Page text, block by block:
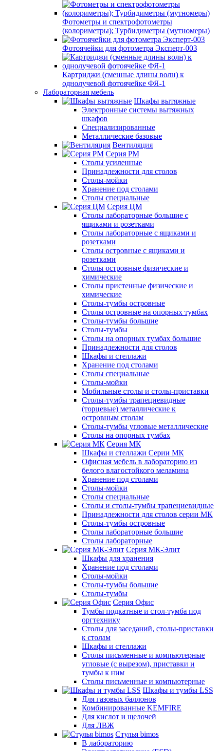
Фотометры и спектрофотометры
(колориметры); Турбидиметры (мутномеры)
Фотоячейки для фотометра Эксперт-003
Картриджи (сменные длины волн) к
однолучевой фотоячейке ФЯ-1
Лабораторная мебель
Шкафы вытяжные
Электронные системы вытяжных
шкафов
Специализированные
Металлические базовые
Вентиляция
Серия РМ
Столы усиленные
Принадлежности для столов
Столы-мойки
Хранение под столами
Столы специальные
Серия ЦМ
Столы лабораторные большие с
ящиками и розетками
Столы лабораторные с ящиками и
розетками
Столы островные с ящиками и
розетками
Столы островные физические и
химические
Столы пристенные физические и
химические
Столы-тумбы островные
Столы островные на опорных тумбах
Столы-тумбы большие
Столы-тумбы
Столы на опорных тумбах большие
Принадлежности для столов
Шкафы и стеллажи
Хранение под столами
Столы специальные
Столы-мойки
Мобильные столы и столы-приставки
Столы-тумбы трапециевидные
(торцевые) металлические к
островным столам
Столы-тумбы угловые металлические
Столы на опорных тумбах
Серия МК
Шкафы и стеллажи Серии МК
Офисная мебель в лабораторию из
белого влагостойкого меламина
Хранение под столами
Столы-мойки
Столы специальные
Столы и столы-тумбы трапециевидные
Принадлежности для столов серии МК
Столы-тумбы островные
Столы лабораторные большие
Столы лабораторные
Серия МК-Элит
Шкафы для хранения
Хранение под столами
Столы-мойки
Столы-тумбы большие
Столы-тумбы
Серия Офис
Тумбы подкатные и стол-тумба под
оргтехнику
Столы для заседаний, столы-приставки
к столам
Шкафы и стеллажи
Столы письменные и компьютерные
угловые (с вырезом), приставки и
тумбы к ним
Столы письменные и компьютерные
Шкафы и тумбы LSS
Для газовых баллонов
Комбинированные KEMFIRE
Для кислот и щелочей
Для ЛВЖ
Стулья bimos
В лабораторию